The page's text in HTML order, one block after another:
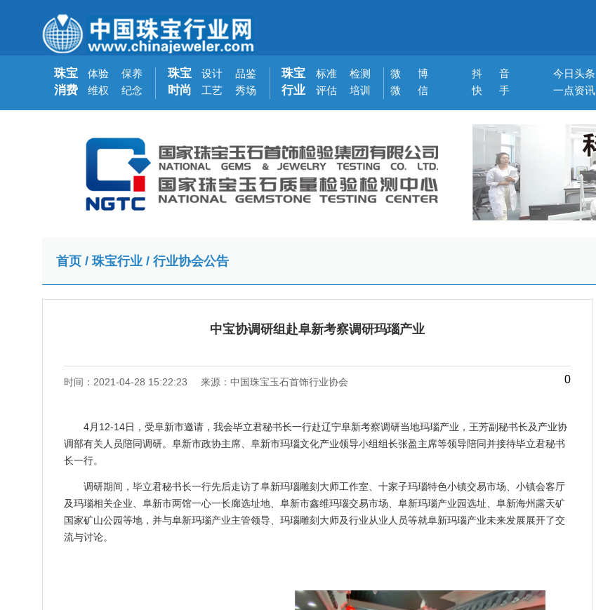
珠宝
消费
体验
维权
保养
纪念
珠宝
时尚
设计
工艺
品鉴
秀场
珠宝
行业
标准
评估
检测
培训
微 博
微 信
抖 音
快 手
今日头条
一点资讯
首页 / 珠宝行业 / 行业协会公告
中宝协调研组赴阜新考察调研玛瑙产业
时间：2021-04-28 15:22:23 来源：中国珠宝玉石首饰行业协会 0
4月12-14日，受阜新市邀请，我会毕立君秘书长一行赴辽宁阜新考察调研当地玛瑙产业，王芳副秘书长及产业协
调部有关人员陪同调研。阜新市政协主席、阜新市玛瑙文化产业领导小组组长张盈主席等领导陪同并接待毕立君秘书
长一行。
调研期间，毕立君秘书长一行先后走访了阜新玛瑙雕刻大师工作室、十家子玛瑙特色小镇交易市场、小镇会客厅
及玛瑙相关企业、阜新市两馆一心一长廊选址地、阜新市鑫维玛瑙交易市场、阜新玛瑙产业园选址、阜新海州露天矿
国家矿山公园等地，并与阜新玛瑙产业主管领导、玛瑙雕刻大师及行业从业人员等就阜新玛瑙产业未来发展展开了交
流与讨论。